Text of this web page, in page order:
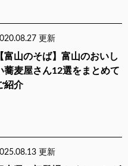
更新
【富山のそば】富山のおいし
蕎麦屋さん12選をまとめて
紹介
更新